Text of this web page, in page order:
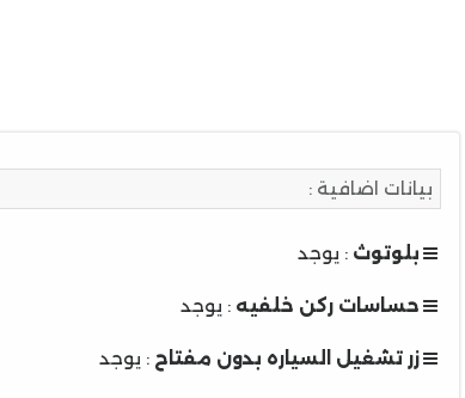
بيانات اضافية :
بلوتوث : يوجد
حساسات ركن خلفيه : يوجد
زر تشغيل السياره بدون مفتاح : يوجد